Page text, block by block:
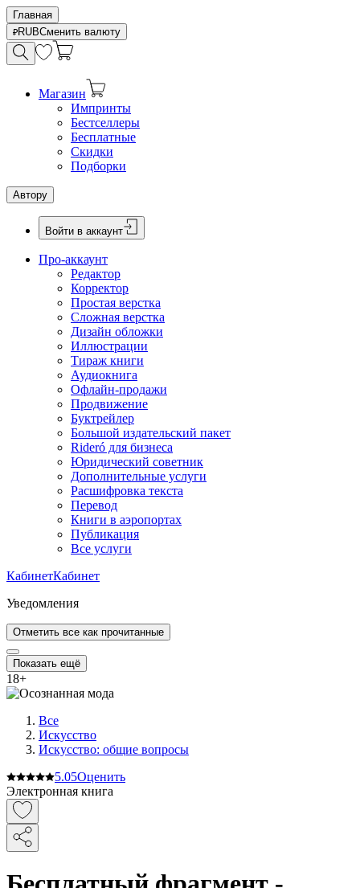
Главная
RUBСменить валюту
Магазин
Импринты
Бестселлеры
Бесплатные
Скидки
Подборки
Автору
Войти в аккаунт
Про-аккаунт
Редактор
Корректор
Простая верстка
Сложная верстка
Дизайн обложки
Иллюстрации
Тираж книги
Аудиокнига
Офлайн-продажи
Продвижение
Буктрейлер
Большой издательский пакет
Rideró для бизнеса
Юридический советник
Дополнительные услуги
Расшифровка текста
Перевод
Книги в аэропортах
Публикация
Все услуги
КабинетКабинет
Уведомления
Отметить все как прочитанные
Показать ещё
18+
Все
Искусство
Искусство: общие вопросы
5.05Оценить
Электронная книга